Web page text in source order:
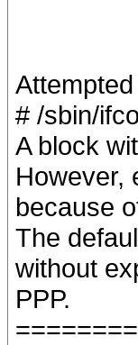
# /sbin/
A block
However,
because
The
without
PPP.